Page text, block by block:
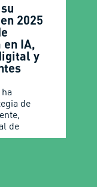
2025
en IA,
y
de
de